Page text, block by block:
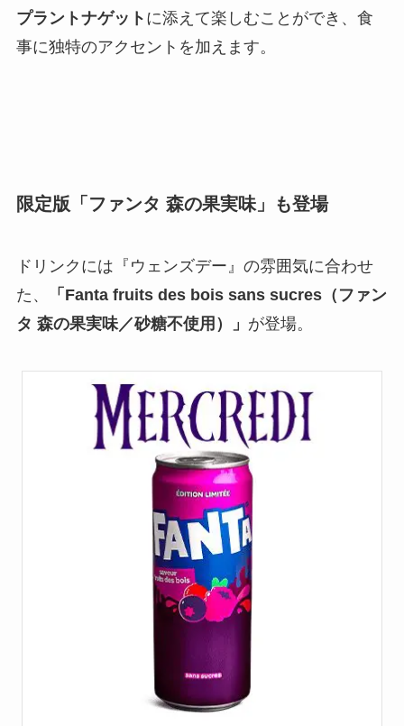
プラントナゲット に添えて楽しむことができ、食
事に独特のアクセントを加えます。
限定版 「 ファンタ 森の果実味」も登場
ドリンクには『ウェンズデー』の雰囲気に合わせ
た、
「 Fanta fruits des bois sans sucres（ファン
タ 森の果実味／砂糖不使用）
」 が登場。